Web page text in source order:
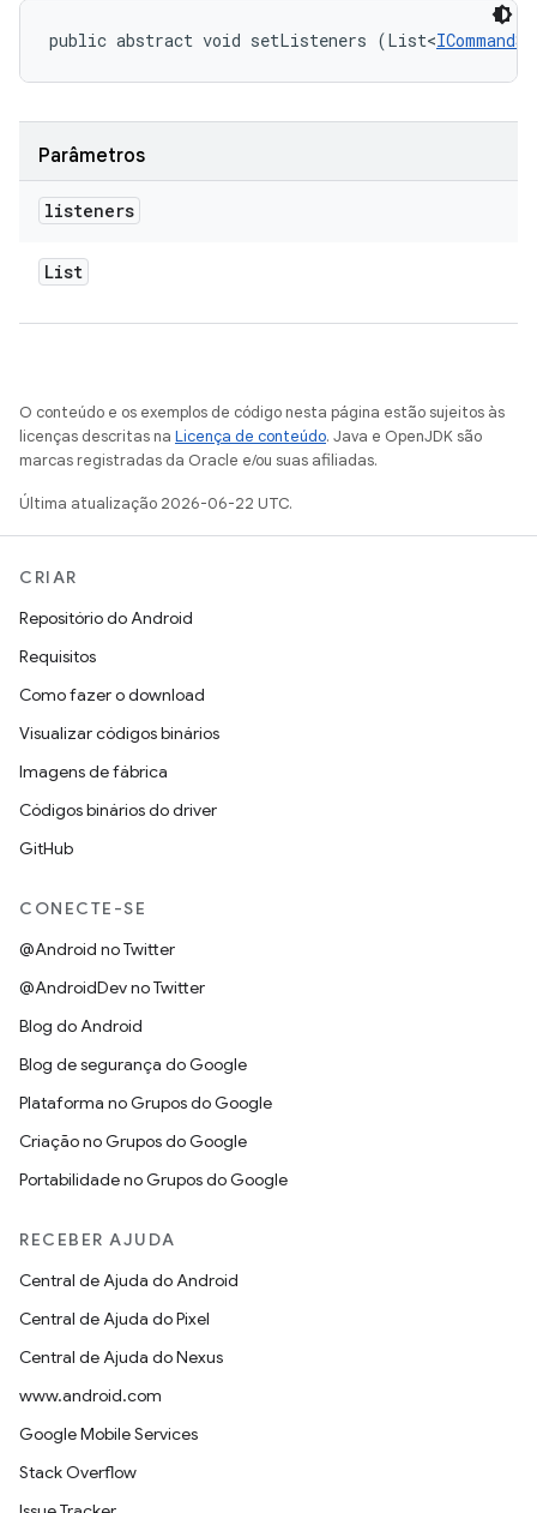
public abstract void setListeners (List<
Parâmetros
listeners
List
O conteúdo e os exemplos de código nesta página estão sujeitos às
licenças descritas na Licença de conteúdo. Java e OpenJDK são
marcas registradas da Oracle e/ou suas afiliadas.
Última atualização 2026-06-22 UTC.
CRIAR
Repositório do Android
Requisitos
Como fazer o download
Visualizar códigos binários
Imagens de fábrica
Códigos binários do driver
GitHub
CONECTE-SE
@Android no Twitter
@AndroidDev no Twitter
Blog do Android
Blog de segurança do Google
Plataforma no Grupos do Google
Criação no Grupos do Google
Portabilidade no Grupos do Google
RECEBER AJUDA
Central de Ajuda do Android
Central de Ajuda do Pixel
Central de Ajuda do Nexus
www.android.com
Google Mobile Services
Stack Overflow